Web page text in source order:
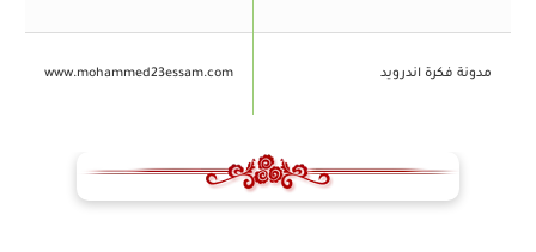
مدونة فكرة اندرويد www.mohammed23essam.com